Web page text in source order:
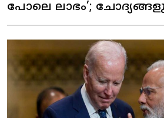
പോലെ ലാഭം’;
പ്രതിപക്ഷ നേതാവ്